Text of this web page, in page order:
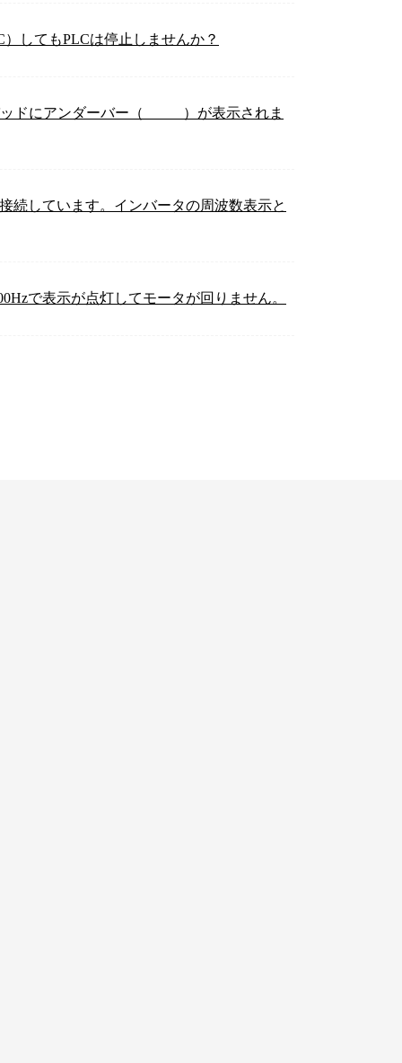
してもPLCは停止しませんか？
ドにアンダーバー（_ _ _ _）が表示されま
続しています。インバータの周波数表示と
で表示が点灯してモータが回りません。